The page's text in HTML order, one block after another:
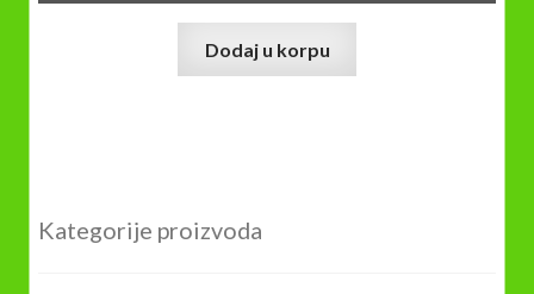
Dodaj u korpu
Kategorije proizvoda